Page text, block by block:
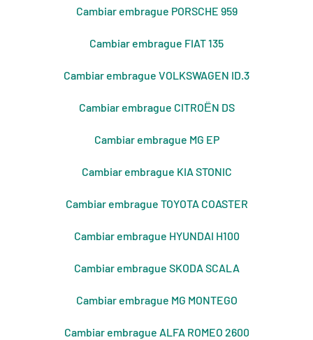
Cambiar embrague PORSCHE 959
Cambiar embrague FIAT 135
Cambiar embrague VOLKSWAGEN ID.3
Cambiar embrague CITROЁN DS
Cambiar embrague MG EP
Cambiar embrague KIA STONIC
Cambiar embrague TOYOTA COASTER
Cambiar embrague HYUNDAI H100
Cambiar embrague SKODA SCALA
Cambiar embrague MG MONTEGO
Cambiar embrague ALFA ROMEO 2600